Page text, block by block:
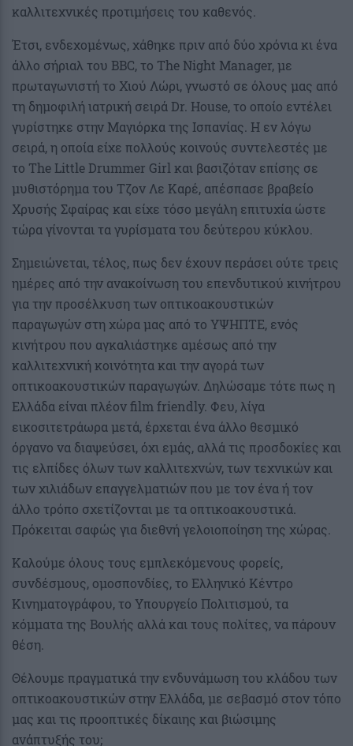
καλλιτεχνικές προτιμήσεις του καθενός.
Έτσι, ενδεχομένως, χάθηκε πριν από δύο χρόνια κι ένα
άλλο σήριαλ του BBC, το The Night Manager, με
πρωταγωνιστή το Χιού Λώρι, γνωστό σε όλους μας από
τη δημοφιλή ιατρική σειρά Dr. House, το οποίο εντέλει
γυρίστηκε στην Μαγιόρκα της Ισπανίας. Η εν λόγω
σειρά, η οποία είχε πολλούς κοινούς συντελεστές με
το The Little Drummer Girl και βασιζόταν επίσης σε
μυθιστόρημα του Τζον Λε Καρέ, απέσπασε βραβείο
Χρυσής Σφαίρας και είχε τόσο μεγάλη επιτυχία ώστε
τώρα γίνονται τα γυρίσματα του δεύτερου κύκλου.
Σημειώνεται, τέλος, πως δεν έχουν περάσει ούτε τρεις
ημέρες από την ανακοίνωση του επενδυτικού κινήτρου
για την προσέλκυση των οπτικοακουστικών
παραγωγών στη χώρα μας από το ΥΨΗΠΤΕ, ενός
κινήτρου που αγκαλιάστηκε αμέσως από την
καλλιτεχνική κοινότητα και την αγορά των
οπτικοακουστικών παραγωγών. Δηλώσαμε τότε πως η
Ελλάδα είναι πλέον film friendly. Φευ, λίγα
εικοσιτετράωρα μετά, έρχεται ένα άλλο θεσμικό
όργανο να διαψεύσει, όχι εμάς, αλλά τις προσδοκίες και
τις ελπίδες όλων των καλλιτεχνών, των τεχνικών και
των χιλιάδων επαγγελματιών που με τον ένα ή τον
άλλο τρόπο σχετίζονται με τα οπτικοακουστικά.
Πρόκειται σαφώς για διεθνή γελοιοποίηση της χώρας.
Καλούμε όλους τους εμπλεκόμενους φορείς,
συνδέσμους, ομοσπονδίες, το Ελληνικό Κέντρο
Κινηματογράφου, το Υπουργείο Πολιτισμού, τα
κόμματα της Βουλής αλλά και τους πολίτες, να πάρουν
θέση.
Θέλουμε πραγματικά την ενδυνάμωση του κλάδου των
οπτικοακουστικών στην Ελλάδα, με σεβασμό στον τόπο
μας και τις προοπτικές δίκαιης και βιώσιμης
ανάπτυξής του;